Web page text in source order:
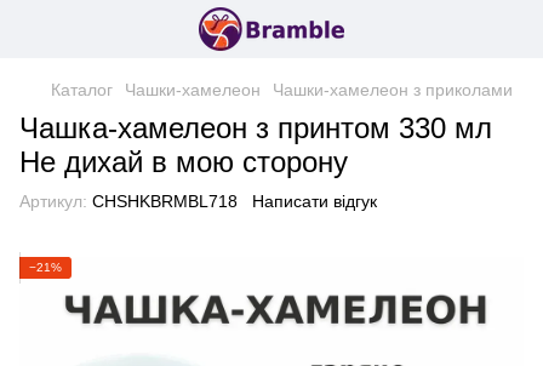
Каталог Чашки-хамелеон Чашки-хамелеон з приколами
Чашка-хамелеон з принтом 330 мл
Не дихай в мою сторону
Артикул: CHSHKBRMBL718 Написати відгук
−21%